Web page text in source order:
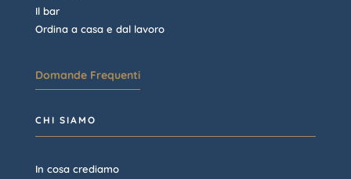
Il bar
Ordina a casa e dal lavoro
Domande Frequenti
CHI SIAMO
In cosa crediamo